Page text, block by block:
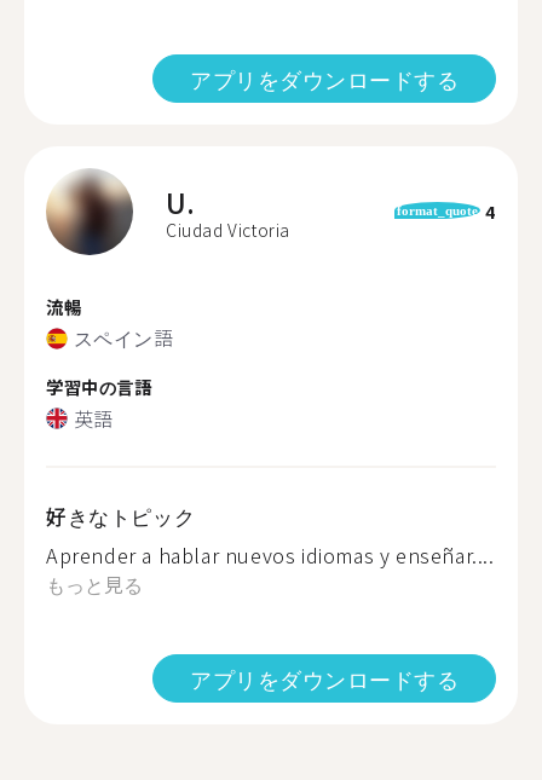
アプリをダウンロードする
U.
Ciudad Victoria
format_quote 4
流暢
スペイン語
学習中の言語
英語
好きなトピック
Aprender a hablar nuevos idiomas y enseñar....
もっと見る
アプリをダウンロードする